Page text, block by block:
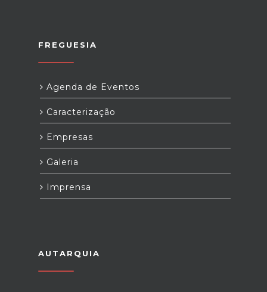
FREGUESIA
Agenda de Eventos
Caracterização
Empresas
Galeria
Imprensa
AUTARQUIA